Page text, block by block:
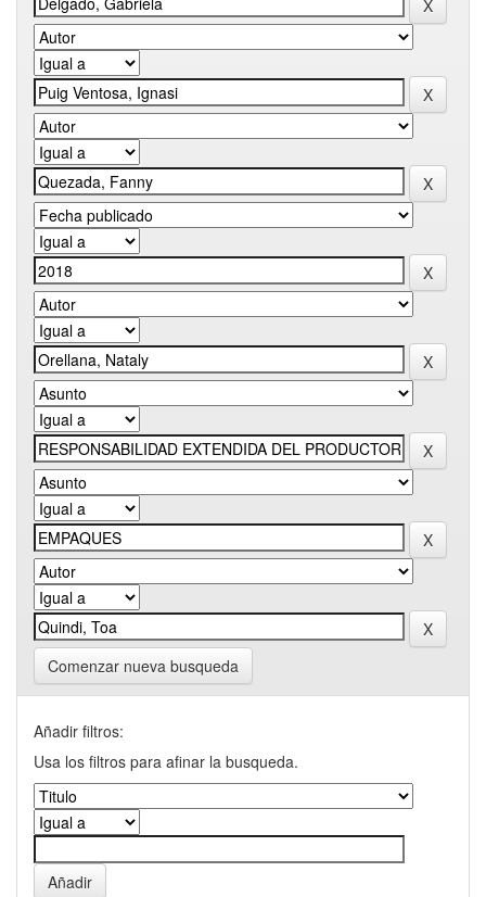
Comenzar nueva busqueda
Añadir filtros:
Usa los filtros para afinar la busqueda.